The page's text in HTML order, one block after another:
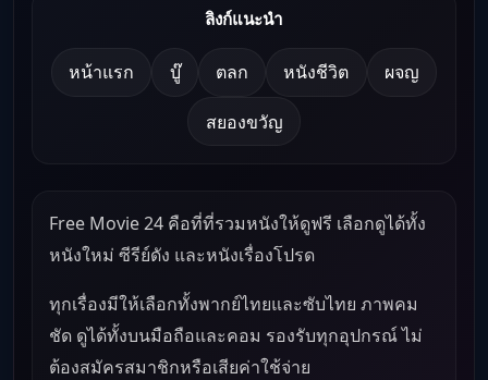
ลิงก์แนะนำ
หน้าแรก บู๊ ตลก หนังชีวิต ผจญ
สยองขวัญ
Free Movie 24 คือที่ที่รวมหนังให้ดูฟรี เลือกดูได้ทั้ง
หนังใหม่ ซีรีย์ดัง และหนังเรื่องโปรด
ทุกเรื่องมีให้เลือกทั้งพากย์ไทยและซับไทย ภาพคม
ชัด ดูได้ทั้งบนมือถือและคอม รองรับทุกอุปกรณ์ ไม่
ต้องสมัครสมาชิกหรือเสียค่าใช้จ่าย